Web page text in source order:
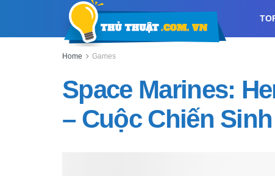
Home Games
Space Marines:
– Cuộc Chiến